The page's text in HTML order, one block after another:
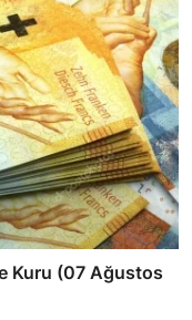
Kuru (07 Ağustos